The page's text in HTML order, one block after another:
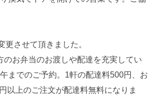
させて頂きました。
お弁当のお渡しや配達を充実してい
までのご予約。1軒の配達料500円、お
以上のご注文が配達料無料になりま